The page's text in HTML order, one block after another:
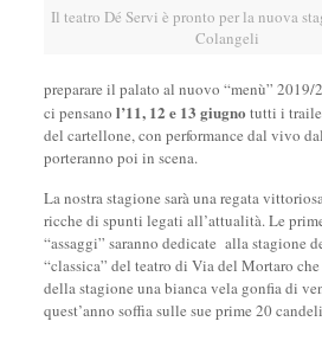
Il teatro Dé Servi è pronto per la nuova
Colangeli
preparare il palato al nuovo “menù” 2019/
ci pensano l’11, 12 e 13 giugno tutti i
del cartellone, con performance dal vivo
porteranno poi in scena.
La nostra stagione sarà una regata
ricche di spunti legati all’attualità. Le
“assaggi” saranno dedicate alla stagione
“classica” del teatro di Via del Mortaro
della stagione una bianca vela gonfia di
quest’anno soffia sulle sue prime 20